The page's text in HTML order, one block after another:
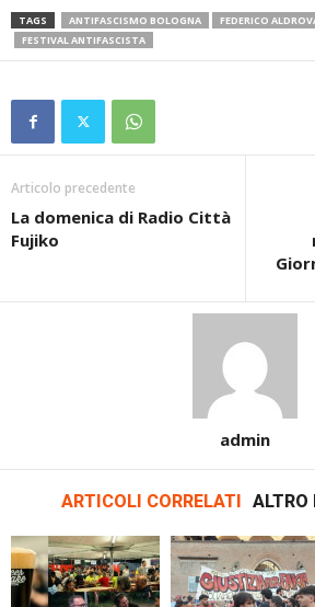
TAGS ANTIFASCISMO BOLOGNA
FEDERICO
FESTIVAL ANTIFASCISTA
Articolo precedente
La domenica di Radio Città
Fujiko
admin
ARTICOLI CORRELATI ALTRO